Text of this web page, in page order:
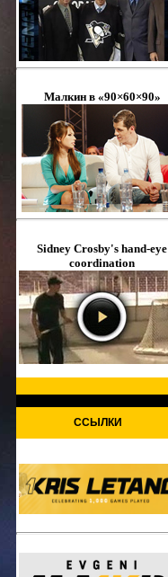
Малкин в «90×60×90»
Sidney Crosby's hand-eye
coordination
ССЫЛКИ